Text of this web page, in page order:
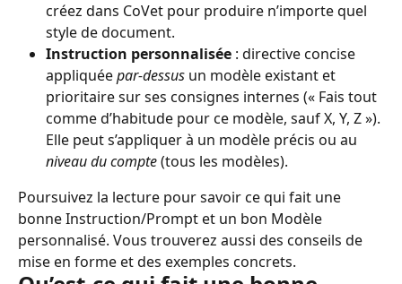
créez dans CoVet pour produire n’importe quel
style de document.
Instruction personnalisée : directive concise
appliquée par-dessus un modèle existant et
prioritaire sur ses consignes internes (« Fais tout
comme d’habitude pour ce modèle, sauf X, Y, Z »).
Elle peut s’appliquer à un modèle précis ou au
niveau du compte (tous les modèles).
Poursuivez la lecture pour savoir ce qui fait une
bonne Instruction/Prompt et un bon Modèle
personnalisé. Vous trouverez aussi des conseils de
mise en forme et des exemples concrets.